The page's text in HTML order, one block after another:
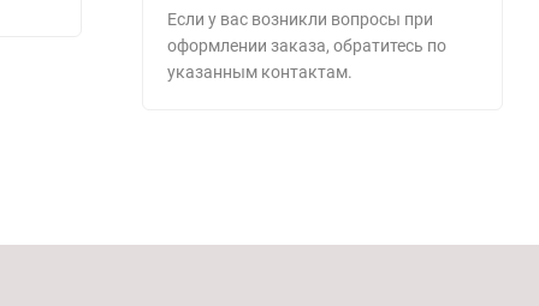
Если у вас возникли вопросы при
оформлении заказа, обратитесь по
указанным контактам.